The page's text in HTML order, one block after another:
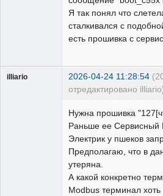
Я так понял что
сталкивался с
есть прошивка с
illiario 2026-04-24 11:28:54
отредактировано
Нужна прошивка
Раньше ее
Электрик у пшеков
Предполагаю, что в
утеряна.
А какой конкретно
Modbus терминал хоть